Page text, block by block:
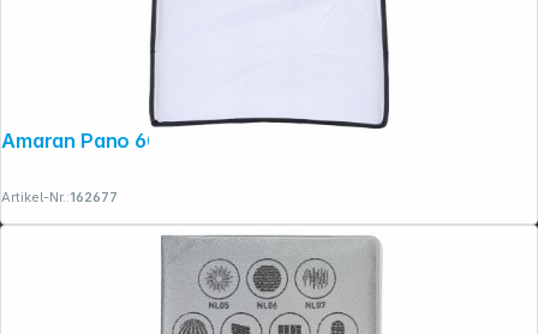
Amaran Pano 60c Softbox
Artikel-Nr.:162677